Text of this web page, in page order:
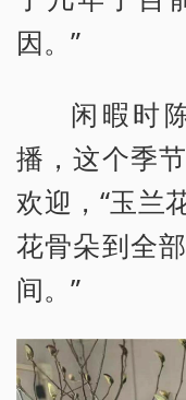
因。”
闲暇时
播，这个季
欢迎，“玉兰
花骨朵到全
间。”